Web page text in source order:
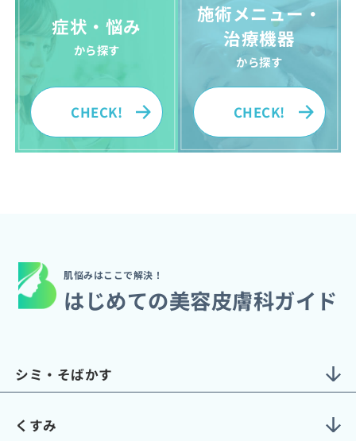
症状・悩み
から探す
CHECK!
施術メニュー・
治療機器
から探す
CHECK!
肌悩みはここで解決！
はじめての美容皮膚科ガイド
シミ・そばかす
くすみ